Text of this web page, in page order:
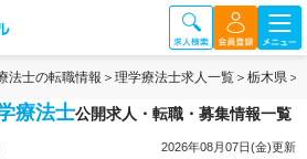
法士の転職情報 理学療法士求人一覧 栃木県
療法士公開求人・転職・募集情報一覧
2026年08月07日(金)更新